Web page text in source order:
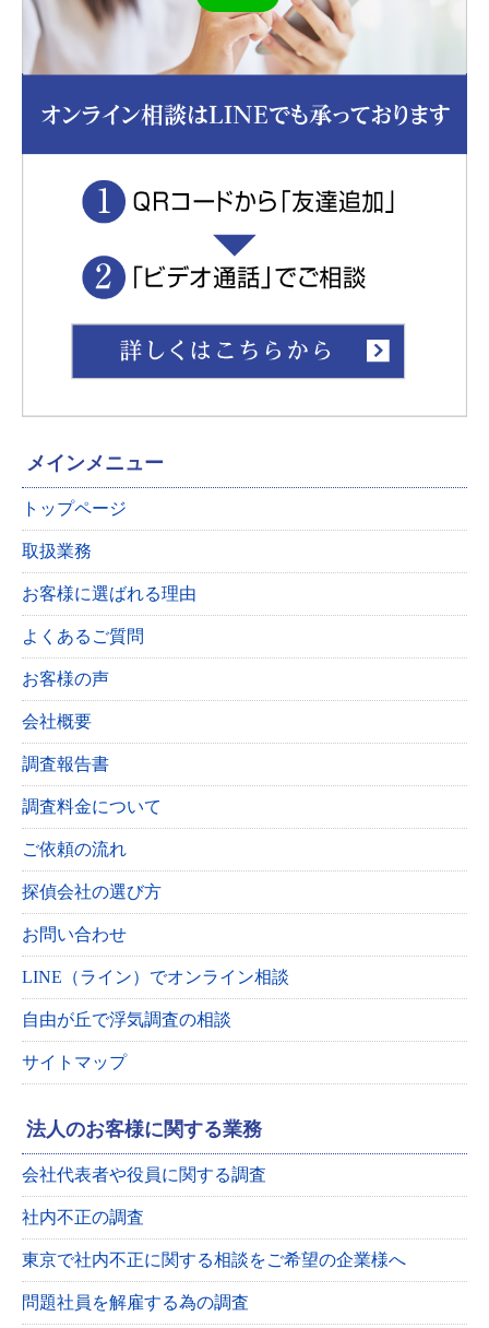
① 開示時にすでに正当に保持していた情報
② すでに公知であった情報
③ 責めに帰すべき事由によらず公知となった情報
④ 書面によって事前に承諾した情報
個人情報および秘密情報の保護管理体制についての
お問い合わせは弊社までご連絡ください。
総合探偵社トリプルエー
東京都公安委員会 探偵業届出番号 第30210216号
メインメニュー
トップページ
取扱業務
お客様に選ばれる理由
よくあるご質問
お客様の声
会社概要
調査報告書
調査料金について
ご依頼の流れ
探偵会社の選び方
お問い合わせ
LINE（ライン）でオンライン相談
自由が丘で浮気調査の相談
サイトマップ
法人のお客様に関する業務
会社代表者や役員に関する調査
社内不正の調査
東京で社内不正に関する相談をご希望の企業様へ
問題社員を解雇する為の調査